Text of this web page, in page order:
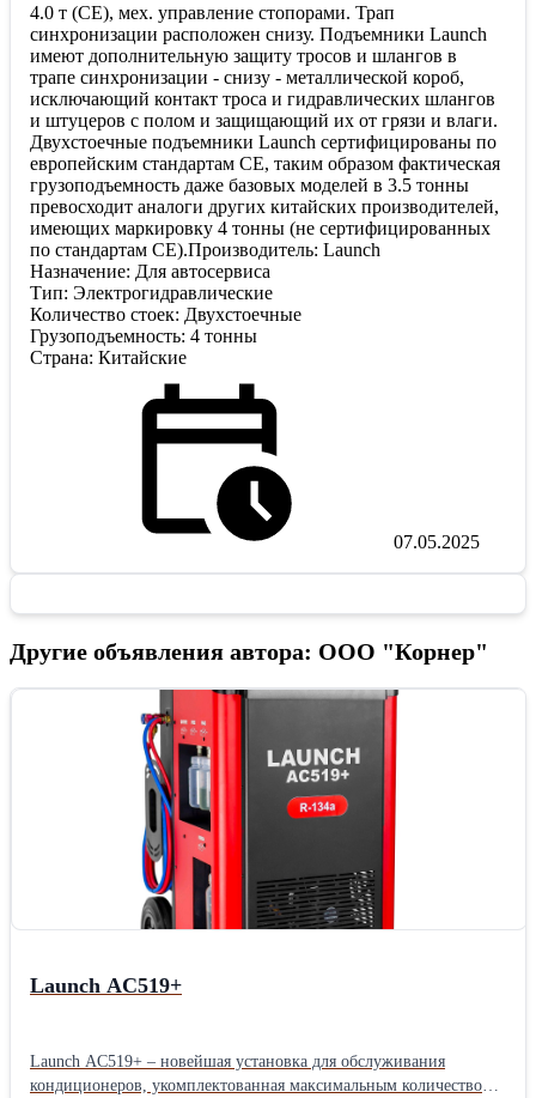
4.0 т (CE), мех. управление стопорами. Трап
синхронизации расположен снизу. Подъемники Launch
имеют дополнительную защиту тросов и шлангов в
трапе синхронизации - снизу - металлической короб,
исключающий контакт троса и гидравлических шлангов
и штуцеров с полом и защищающий их от грязи и влаги.
Двухстоечные подъемники Launch сертифицированы по
европейским стандартам CE, таким образом фактическая
грузоподъемность даже базовых моделей в 3.5 тонны
превосходит аналоги других китайских производителей,
имеющих маркировку 4 тонны (не сертифицированных
по стандартам CE).Производитель: Launch
Назначение: Для автосервиса
Тип: Электрогидравлические
Количество стоек: Двухстоечные
Грузоподъемность: 4 тонны
Страна: Китайские
07.05.2025
Другие объявления автора: ООО "Корнер"
Launch AC519+
Launch AC519+ – новейшая установка для обслуживания
кондиционеров, укомплектованная максимальным количеством